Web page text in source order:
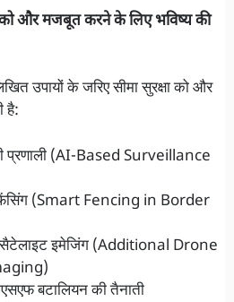
को और मजबूत करने के लिए भविष्य की
उपायों के जरिए सीमा सुरक्षा को और
है:
प्रणाली (AI-Based Surveillance
फेंसिंग (Smart Fencing in Border
सैटेलाइट इमेजिंग (Additional Drone
बटालियन की तैनाती